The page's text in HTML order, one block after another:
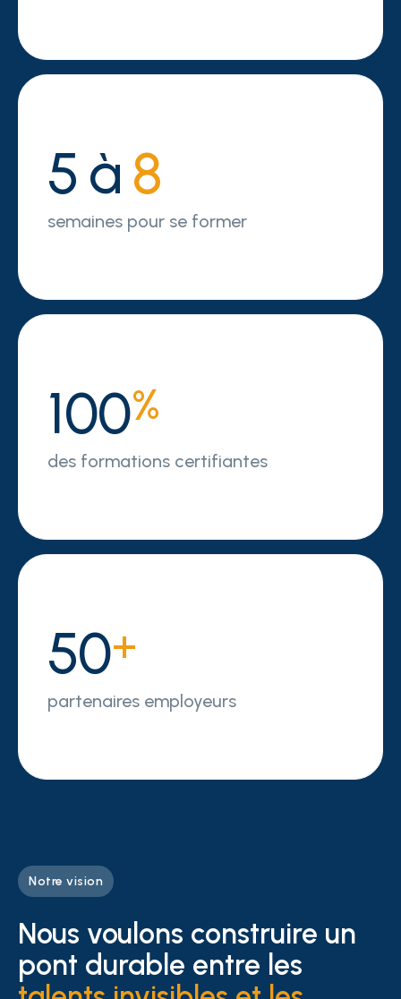
5à 8
semaines pour se former
100%
des formations certifiantes
50+
partenaires employeurs
Notre vision
Nous voulons construire un
pont durable entre les